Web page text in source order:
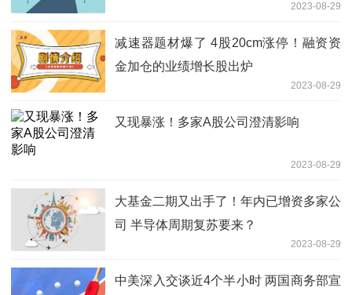
2023-08-29
减速器题材爆了 4股20cm涨停！融资资
金加仓的业绩增长股出炉
2023-08-29
又现暴涨！多家A股公司澄清影响
2023-08-29
大基金二期又出手了！年内已增资多家公
司 半导体周期复苏要来？
2023-08-29
中美深入交谈近4个半小时 两国商务部宣